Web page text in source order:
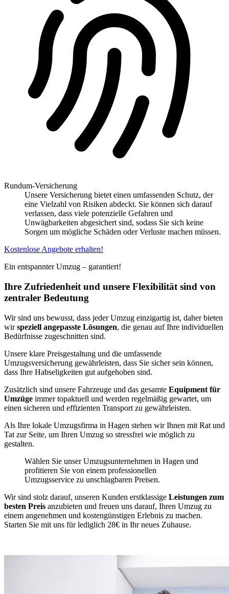
Rundum-Versicherung
Unsere Versicherung bietet einen umfassenden Schutz, der
eine Vielzahl von Risiken abdeckt. Sie können sich darauf
verlassen, dass viele potenzielle Gefahren und
Unwägbarkeiten abgesichert sind, sodass Sie sich keine
Sorgen um mögliche Schäden oder Verluste machen müssen.
Kostenlose Angebote erhalten!
Ein entspannter Umzug – garantiert!
Ihre Zufriedenheit und unsere Flexibilität sind von
zentraler Bedeutung
Wir sind uns bewusst, dass jeder Umzug einzigartig ist, daher bieten
wirspeziell angepasste Lösungen, die genau auf Ihre individuellen
Bedürfnisse zugeschnitten sind.
Unsere klare Preisgestaltung und die umfassende
Umzugsversicherung gewährleisten, dass Sie sicher sein können,
dass Ihre Habseligkeiten gut aufgehoben sind.
Zusätzlich sind unsere Fahrzeuge und das gesamte Equipment für
Umzüge immer topaktuell und werden regelmäßig gewartet, um
einen sicheren und effizienten Transport zu gewährleisten.
Als Ihre lokale Umzugsfirma in Hagen stehen wir Ihnen mit Rat und
Tat zur Seite, um Ihren Umzug so stressfrei wie möglich zu
gestalten.
Wählen Sie unser Umzugsunternehmen in Hagen und
profitieren Sie von einem professionellen
Umzugsservice zu unschlagbaren Preisen.
Wir sind stolz darauf, unseren Kunden erstklassige Leistungen zum
besten Preis anzubieten und freuen uns darauf, Ihren Umzug zu
einem angenehmen und kostengünstigen Erlebnis zu machen.
Starten Sie mit uns für lediglich 28€ in Ihr neues Zuhause.